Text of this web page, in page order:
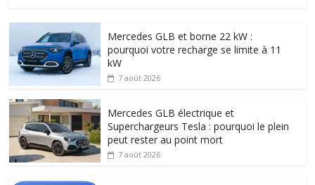
Mercedes GLB et borne 22 kW :
pourquoi votre recharge se limite à 11
kW
7 août 2026
Mercedes GLB électrique et
Superchargeurs Tesla : pourquoi le plein
peut rester au point mort
7 août 2026